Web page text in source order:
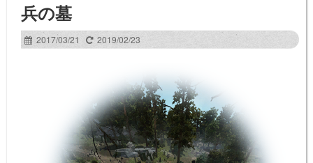
兵の墓
2017/03/21 2019/02/23